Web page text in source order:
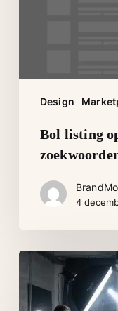
Design
Bol listing
4
Google’s
banana